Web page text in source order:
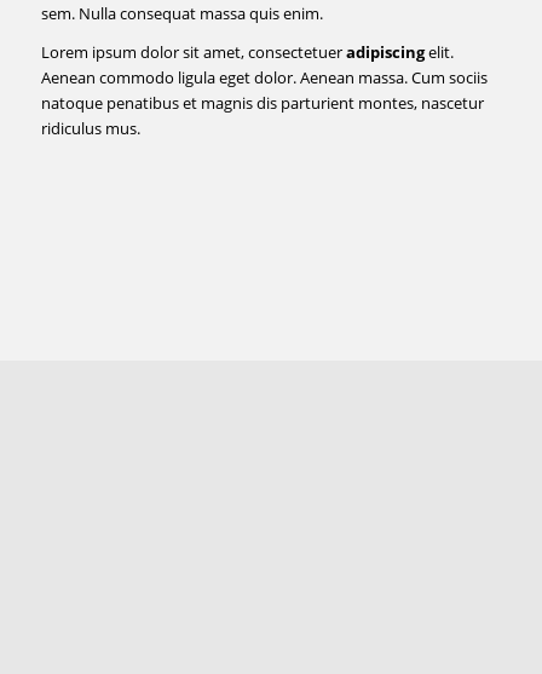
sem. Nulla consequat massa quis enim.
Lorem ipsum dolor sit amet, consectetueradipiscingelit.
Aenean commodo ligula eget dolor. Aenean massa. Cum sociis
natoque penatibus et magnis dis parturient montes, nascetur
ridiculus mus.